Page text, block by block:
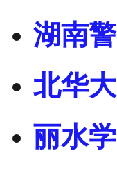
湖南
北华
丽水